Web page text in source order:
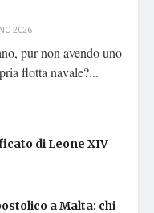
2026
pur non avendo uno
flotta navale?...
di Leone XIV
a Malta: chi